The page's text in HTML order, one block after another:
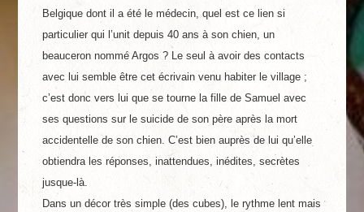
Belgique dont il a été le médecin, quel est ce lien si
particulier qui l’unit depuis 40 ans à son chien, un
beauceron nommé Argos ? Le seul à avoir des contacts
avec lui semble être cet écrivain venu habiter le village ;
c’est donc vers lui que se tourne la fille de Samuel avec
ses questions sur le suicide de son père après la mort
accidentelle de son chien. C’est bien auprès de lui qu’elle
obtiendra les réponses, inattendues, inédites, secrètes
jusque-là.
Dans un décor très simple (des cubes), le rythme lent mais